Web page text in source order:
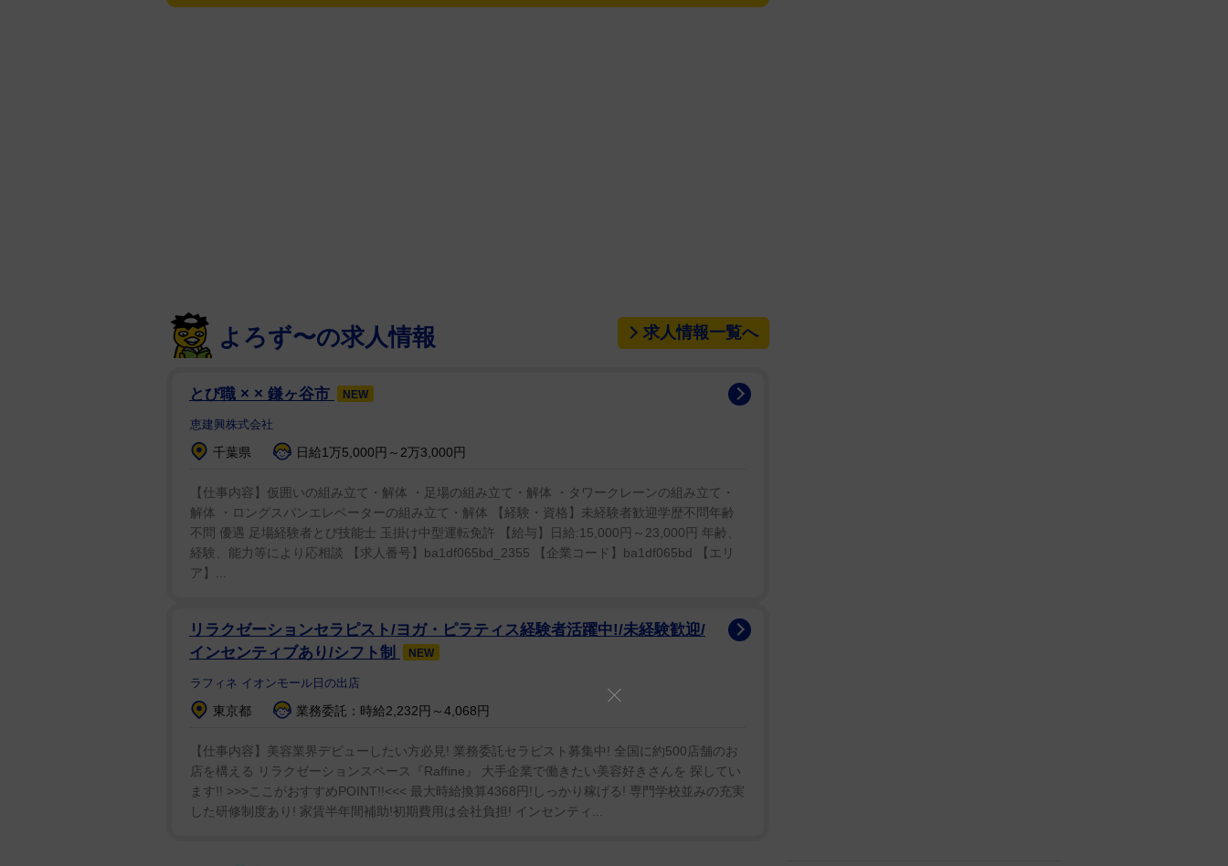
と推察した。
また、社会起業家の白井智子氏は「これだけの信頼関係があって…っていう中で、大
谷さんに相談っていうのは、やっぱりすべきではなかったとは思う」と話した。
よろず〜の求人情報 求人情報一覧へ
とび職 × × 鎌ヶ谷市 NEW
恵建興株式会社
千葉県 日給1万5,000円～2万3,000円
【仕事内容】仮囲いの組み立て・解体 ・足場の組み立て・解体 ・タワークレーンの組み立て・
解体 ・ロングスパンエレベーターの組み立て・解体 【経験・資格】未経験者歓迎学歴不問年齢
不問 優遇 足場経験者とび技能士 玉掛け中型運転免許 【給与】日給:15,000円～23,000円 年齢、
経験、能力等により応相談 【求人番号】ba1df065bd_2355 【企業コード】ba1df065bd 【エリ
ア】...
リラクゼーションセラピスト/ヨガ・ピラティス経験者活躍中!/未経験歓迎/
インセンティブあり/シフト制
NEW
ラフィネ イオンモール日の出店
東京都 業務委託：時給2,232円～4,068円
【仕事内容】美容業界デビューしたい方必見! 業務委託セラピスト募集中! 全国に約500店舗のお
店を構える リラクゼーションスペース『Raffine』 大手企業で働きたい美容好きさんを 探してい
ます!! >>>ここがおすすめPOINT!!<<< 最大時給換算4368円!しっかり稼げる! 専門学校並みの充実
した研修制度あり! 家賃半年間補助!初期費用は会社負担! インセンティ...